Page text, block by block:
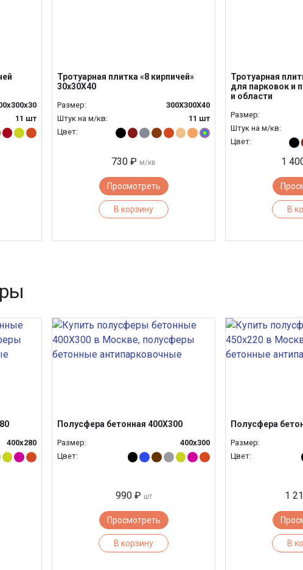
11 шт
Тротуарная плитка «8 кирпичей»
30х30Х40
Размер:
300Х300Х40
Штук на м/кв:
11 шт
Цвет:
730 ₽ м/кв
Просмотреть
В корзину
Тротуарная
для парковок и
и области
Размер:
Штук на м/кв:
Цвет:
1
В
400х280
Полусфера бетонная 400Х300
Размер:
400х300
Цвет:
990 ₽ шт
Просмотреть
В корзину
Полусфера
Размер:
Цвет:
1
В